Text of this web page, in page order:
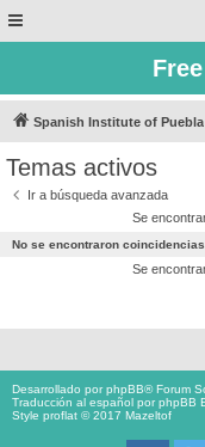
Spanish Institute of Puebla
Temas activos
Ir a búsqueda avanzada
Se
No se encontraron coincidencias.
Se
Desarrollado porphpBB® Forum
Traducción al español porphpBB
Style proflat © 2017 Mazeltof